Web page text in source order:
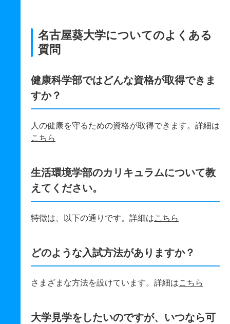
名古屋葵大学についてのよくある
質問
健康科学部ではどんな資格が取得できま
すか？
人の健康を守るための資格が取得できます。詳細は
こちら
生活環境学部のカリキュラムについて教
えてください。
特徴は、以下の通りです。詳細はこちら
どのような入試方法がありますか？
さまざまな方法を設けています。詳細はこちら
大学見学をしたいのですが、いつなら可